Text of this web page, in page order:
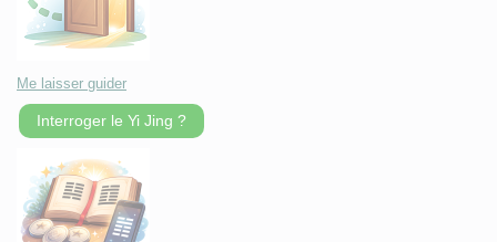
Me laisser guider
Interroger le Yi Jing ?